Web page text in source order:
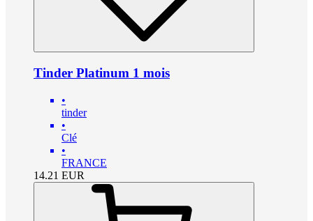
Tinder Platinum 1 mois
•
tinder
•
Clé
•
FRANCE
14.21 EUR